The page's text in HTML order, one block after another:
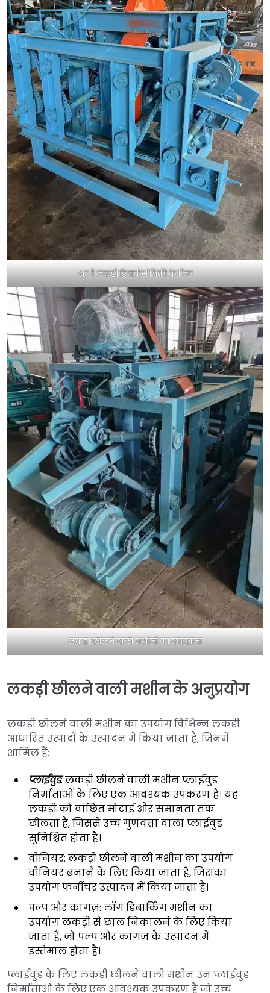
शुली लकड़ी डिबार्कर्स बिक्री के लिए
लकड़ी छीलने वाली मशीनों का कारखाना
लकड़ी छीलने वाली मशीन के अनुप्रयोग
लकड़ी छीलने वाली मशीन का उपयोग विभिन्न लकड़ी
आधारित उत्पादों के उत्पादन में किया जाता है, जिनमें
शामिल हैं:
प्लाईवुड: लकड़ी छीलने वाली मशीन प्लाईवुड
निर्माताओं के लिए एक आवश्यक उपकरण है। यह
लकड़ी को वांछित मोटाई और समानता तक
छीलता है, जिससे उच्च गुणवत्ता वाला प्लाईवुड
सुनिश्चित होता है।
वीनियर: लकड़ी छीलने वाली मशीन का उपयोग
वीनियर बनाने के लिए किया जाता है, जिसका
उपयोग फर्नीचर उत्पादन में किया जाता है।
पल्प और कागज़: लॉग डिबार्किंग मशीन का
उपयोग लकड़ी से छाल निकालने के लिए किया
जाता है, जो पल्प और कागज़ के उत्पादन में
इस्तेमाल होता है।
प्लाईवुड के लिए लकड़ी छीलने वाली मशीन उन प्लाईवुड
निर्माताओं के लिए एक आवश्यक उपकरण है जो उच्च